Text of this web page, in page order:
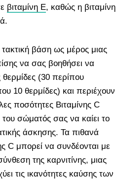
βιταμίνη Ε, καθώς η βιταμίνη
βάση ως μέρος μιας
να σας βοηθήσει να
(30 περίπου
10 θερμίδες) και περιέχουν
ποσότητες Βιταμίνης C
σώματός σας να καίει το
άσκησης. Τα πιθανά
C μπορεί να συνδέονται με
της καρνιτίνης, μιας
τις ικανότητες καύσης των